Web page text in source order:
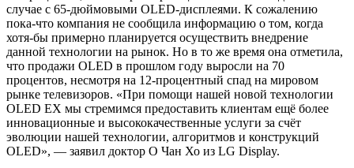
случае с 65-дюймовыми OLED-дисплеями. К сожалению
пока-что компания не сообщила информацию о том, когда
хотя-бы примерно планируется осуществить внедрение
данной технологии на рынок. Но в то же время она отметила,
что продажи OLED в прошлом году выросли на 70
процентов, несмотря на 12-процентный спад на мировом
рынке телевизоров. «При помощи нашей новой технологии
OLED EX мы стремимся предоставить клиентам ещё более
инновационные и высококачественные услуги за счёт
эволюции нашей технологии, алгоритмов и конструкций
OLED», — заявил доктор О Чан Хо из LG Display.